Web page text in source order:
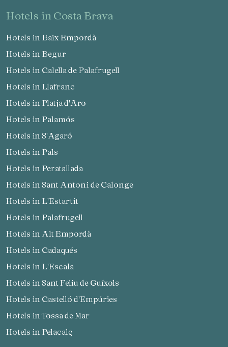
hotels in Costa Brava
Hotels in Baix Empordà
Hotels in Begur
Hotels in Calella de Palafrugell
Hotels in Llafranc
Hotels in Platja d'Aro
Hotels in Palamós
Hotels in S'Agaró
Hotels in Pals
Hotels in Peratallada
Hotels in Sant Antoni de Calonge
Hotels in L'Estartit
Hotels in Palafrugell
Hotels in Alt Empordà
Hotels in Cadaqués
Hotels in L'Escala
Hotels in Sant Feliu de Guíxols
Hotels in Castelló d'Empúries
Hotels in Tossa de Mar
Hotels in Pelacalç